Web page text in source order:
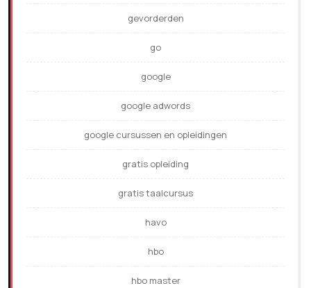
gevorderden
go
google
google adwords
google cursussen en opleidingen
gratis opleiding
gratis taalcursus
havo
hbo
hbo master